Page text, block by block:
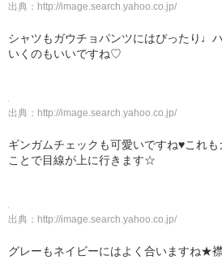
出典： http://image.search.yahoo.co.jp/
シャツもガウチョパンツにはぴったり♩
いくのもいいですね♡
出典： http://image.search.yahoo.co.jp/
ギンガムチェックも可愛いですね♥これ
ことで目線が上に行きます☆
出典： http://image.search.yahoo.co.jp/
グレーもネイビーにはよく合いますね★